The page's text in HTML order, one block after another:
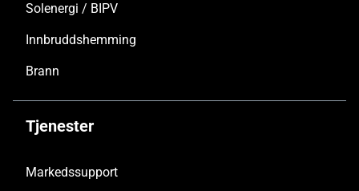
Solenergi / BIPV
Innbruddshemming
Brann
Tjenester
Markedssupport